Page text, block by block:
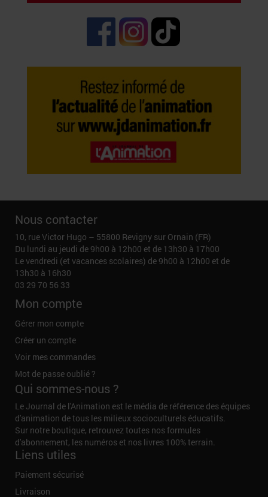
Nous contacter
10, rue Victor Hugo – 55800 Revigny sur Ornain (FR)
Du lundi au jeudi de 9h00 à 12h00 et de 13h30 à 17h00
Le vendredi (et vacances scolaires) de 9h00 à 12h00 et de
13h30 à 16h30
03 29 70 56 33
Mon compte
Gérer mon compte
Créer un compte
Voir mes commandes
Mot de passe oublié ?
Qui sommes-nous ?
Le Journal de l'Animation est le média de référence des équipes
d'animation de tous les milieux socioculturels éducatifs.
Sur notre boutique, retrouvez toutes nos formules
d'abonnement, les numéros et nos livres 100% terrain.
Liens utiles
Paiement sécurisé
Livraison